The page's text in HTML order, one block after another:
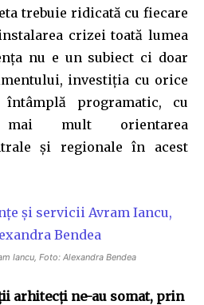
trebuie ridicată cu fiecare
crizei toată lumea
nu e un subiect ci doar
investiția cu orice
programatic, cu
mai mult orientarea
și regionale în acest
Iancu, Foto: Alexandra Bendea
arhitecţi ne-au somat, prin